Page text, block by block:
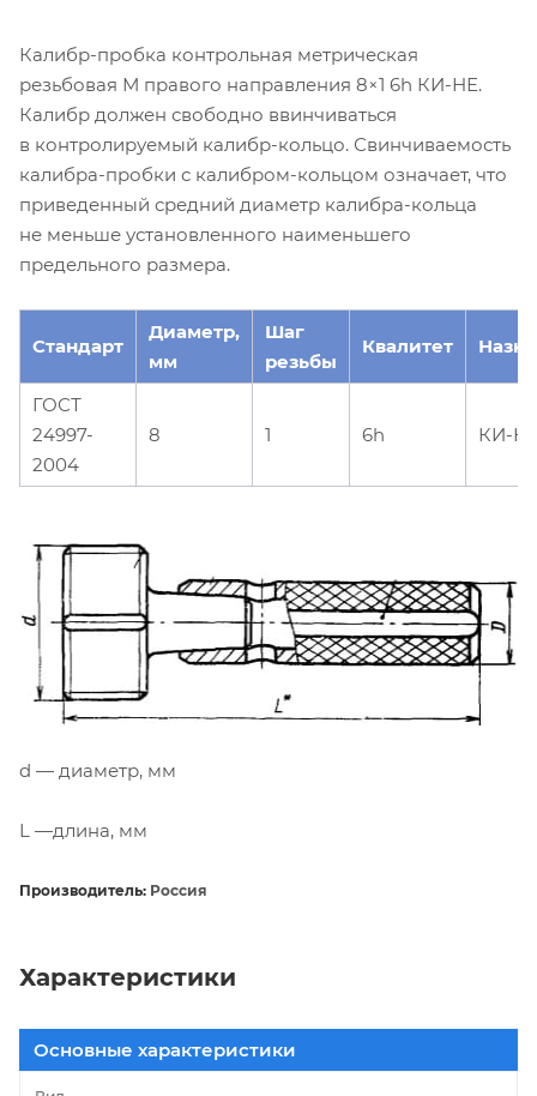
Калибр-пробка контрольная метрическая
резьбовая М правого направления 8×1 6h КИ-НЕ.
Калибр должен свободно ввинчиваться
в контролируемый калибр-кольцо. Свинчиваемость
калибра-пробки с калибром-кольцом означает, что
приведенный средний диаметр калибра-кольца
не меньше установленного наименьшего
предельного размера.
Стандарт
Диаметр,
мм
Шаг
резьбы
Квалитет
ГОСТ
24997-
2004
8 1 6h КИ-
d — диаметр, мм
L —длина, мм
Производитель: Россия
Характеристики
Основные характеристики